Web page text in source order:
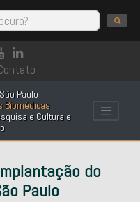
Paulo
Biomédicas
e Cultura e
do
Paulo